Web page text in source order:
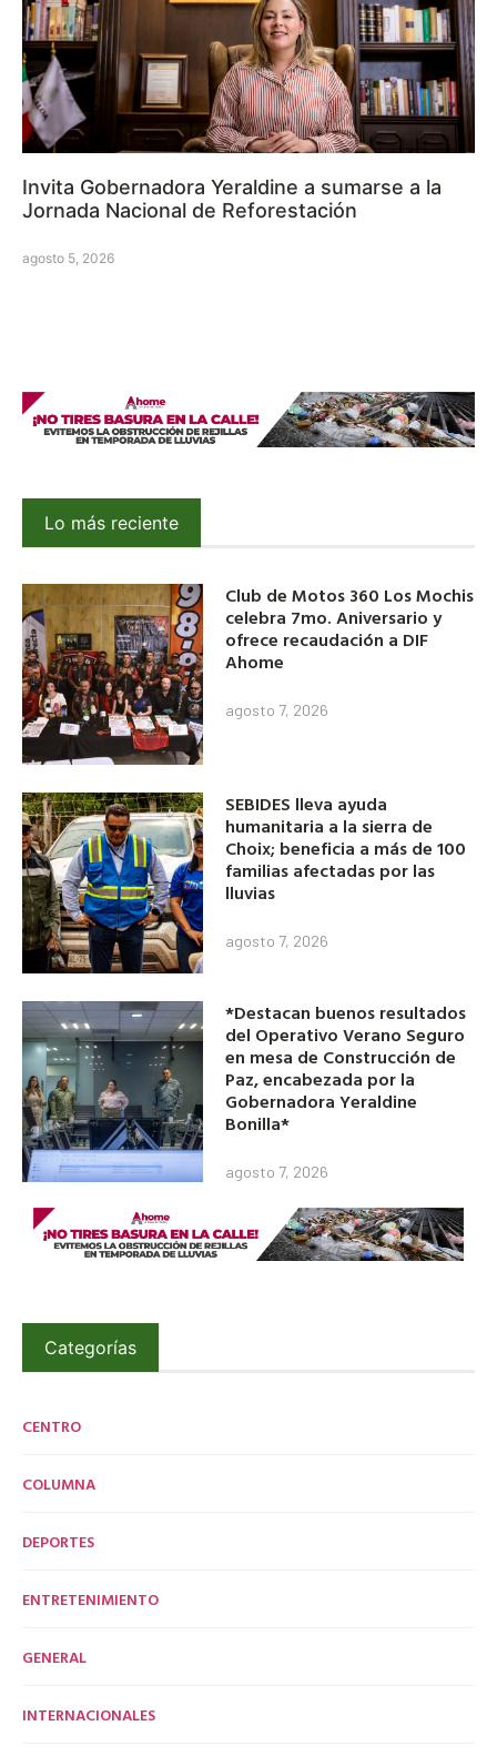
Invita Gobernadora Yeraldine a sumarse a la
Jornada Nacional de Reforestación
agosto 5, 2026
Lo más reciente
Club de Motos 360 Los Mochis
celebra 7mo. Aniversario y
ofrece recaudación a DIF
Ahome
agosto 7, 2026
SEBIDES lleva ayuda
humanitaria a la sierra de
Choix; beneficia a más de 100
familias afectadas por las
lluvias
agosto 7, 2026
*Destacan buenos resultados
del Operativo Verano Seguro
en mesa de Construcción de
Paz, encabezada por la
Gobernadora Yeraldine
Bonilla*
agosto 7, 2026
Categorías
CENTRO
COLUMNA
DEPORTES
ENTRETENIMIENTO
GENERAL
INTERNACIONALES